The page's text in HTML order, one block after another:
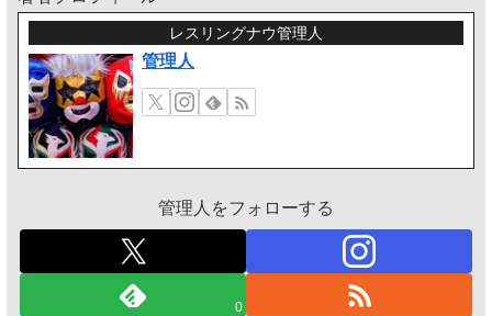
レスリングナウ管理人
管理人
管理人をフォローする
0